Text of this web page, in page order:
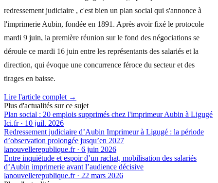
redressement judiciaire , c'est bien un plan social qui s'annonce à
l'imprimerie Aubin, fondée en 1891. Après avoir fixé le protocole
mardi 9 juin, la première réunion sur le fond des négociations se
déroule ce mardi 16 juin entre les représentants des salariés et la
direction, qui évoque une concurrence féroce du secteur et des
tirages en baisse.
Lire l'article complet →
Plus d'actualités sur ce sujet
Plan social : 20 emplois supprimés chez l'imprimeur Aubin à Ligugé
Ici.fr· 10 juil. 2026
Redressement judiciaire d’Aubin Imprimeur à Ligugé : la période
d’observation prolongée jusqu’en 2027
lanouvellerepublique.fr· 6 juin 2026
Entre inquiétude et espoir d’un rachat, mobilisation des salariés
d’Aubin imprimerie avant l’audience décisive
lanouvellerepublique.fr· 22 mars 2026